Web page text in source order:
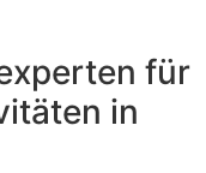
für
in